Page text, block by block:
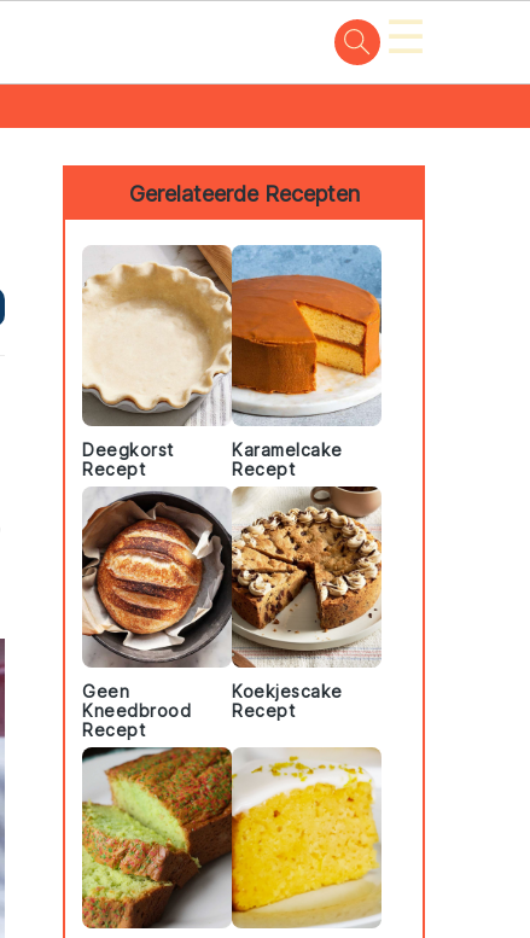
☰
Primary
Sidebar
Gerelateerde Recepten
Deegkorst
Recept
Karamelcake
Recept
Geen
Kneedbrood
Recept
Koekjescake
Recept